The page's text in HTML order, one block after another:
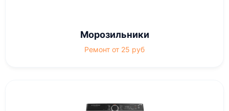
Морозильники
Ремонт от 25 руб